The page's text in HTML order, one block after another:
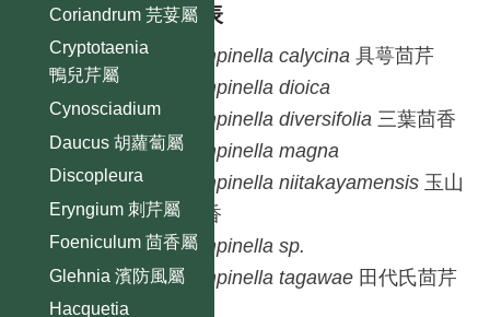
Coriandrum 芫荽屬
Cryptotaenia
鴨兒芹屬
Cynosciadium
Daucus 胡蘿蔔屬
Discopleura
Eryngium 刺芹屬
Foeniculum 茴香屬
Glehnia 濱防風屬
Hacquetia
種列表
Pimpinella calycina 具萼茴芹
Pimpinella dioica
Pimpinella diversifolia 三葉茴香
Pimpinella magna
Pimpinella niitakayamensis 玉山
茴香
Pimpinella sp.
Pimpinella tagawae 田代氏茴芹